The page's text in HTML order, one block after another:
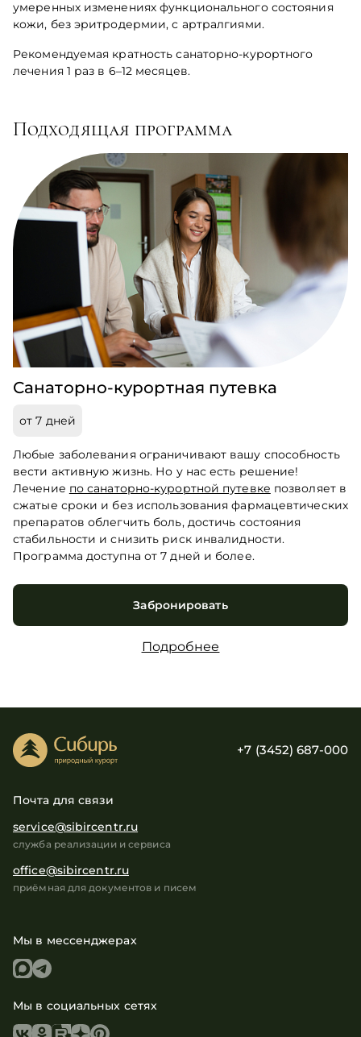
умеренных изменениях функционального состояния
кожи, без эритродермии, с артралгиями.
Рекомендуемая кратность санаторно-курортного
лечения 1 раз в 6–12 месяцев.
Подходящая программа
Санаторно-курортная путевка
от 7 дней
Любые заболевания ограничивают вашу способность
вести активную жизнь. Но у нас есть решение!
Лечение по санаторно-курортной путевке позволяет в
сжатые сроки и без использования фармацевтических
препаратов облегчить боль, достичь состояния
стабильности и снизить риск инвалидности.
Программа доступна от 7 дней и более.
Забронировать
Подробнее
+7 (3452) 687-000
Почта для связи
service@sibircentr.ru
служба реализации и сервиса
office@sibircentr.ru
приёмная для документов и писем
Мы в мессенджерах
Мы в социальных сетях